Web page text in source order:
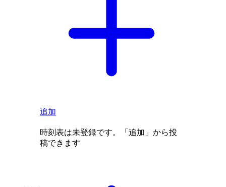
追加
時刻表は未登録です。「追加」から投
稿できます